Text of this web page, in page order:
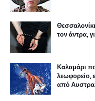
τον άντρα,
Καλαμάρι
λεωφορείο,
από